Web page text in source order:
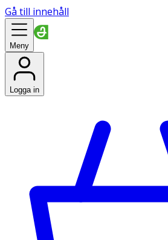
Gå till innehåll
Meny
Logga in